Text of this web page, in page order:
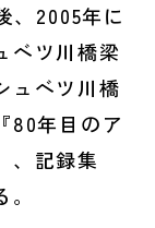
、2005年に
ベツ川橋梁
ュベツ川橋
80年目のア
、記録集